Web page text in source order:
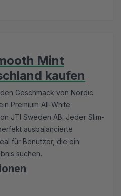
Mint
kaufen
Geschmack von Nordic
Premium All-White
JTI Sweden AB. Jeder Slim-
ausbalancierte
für Benutzer, die ein
suchen.